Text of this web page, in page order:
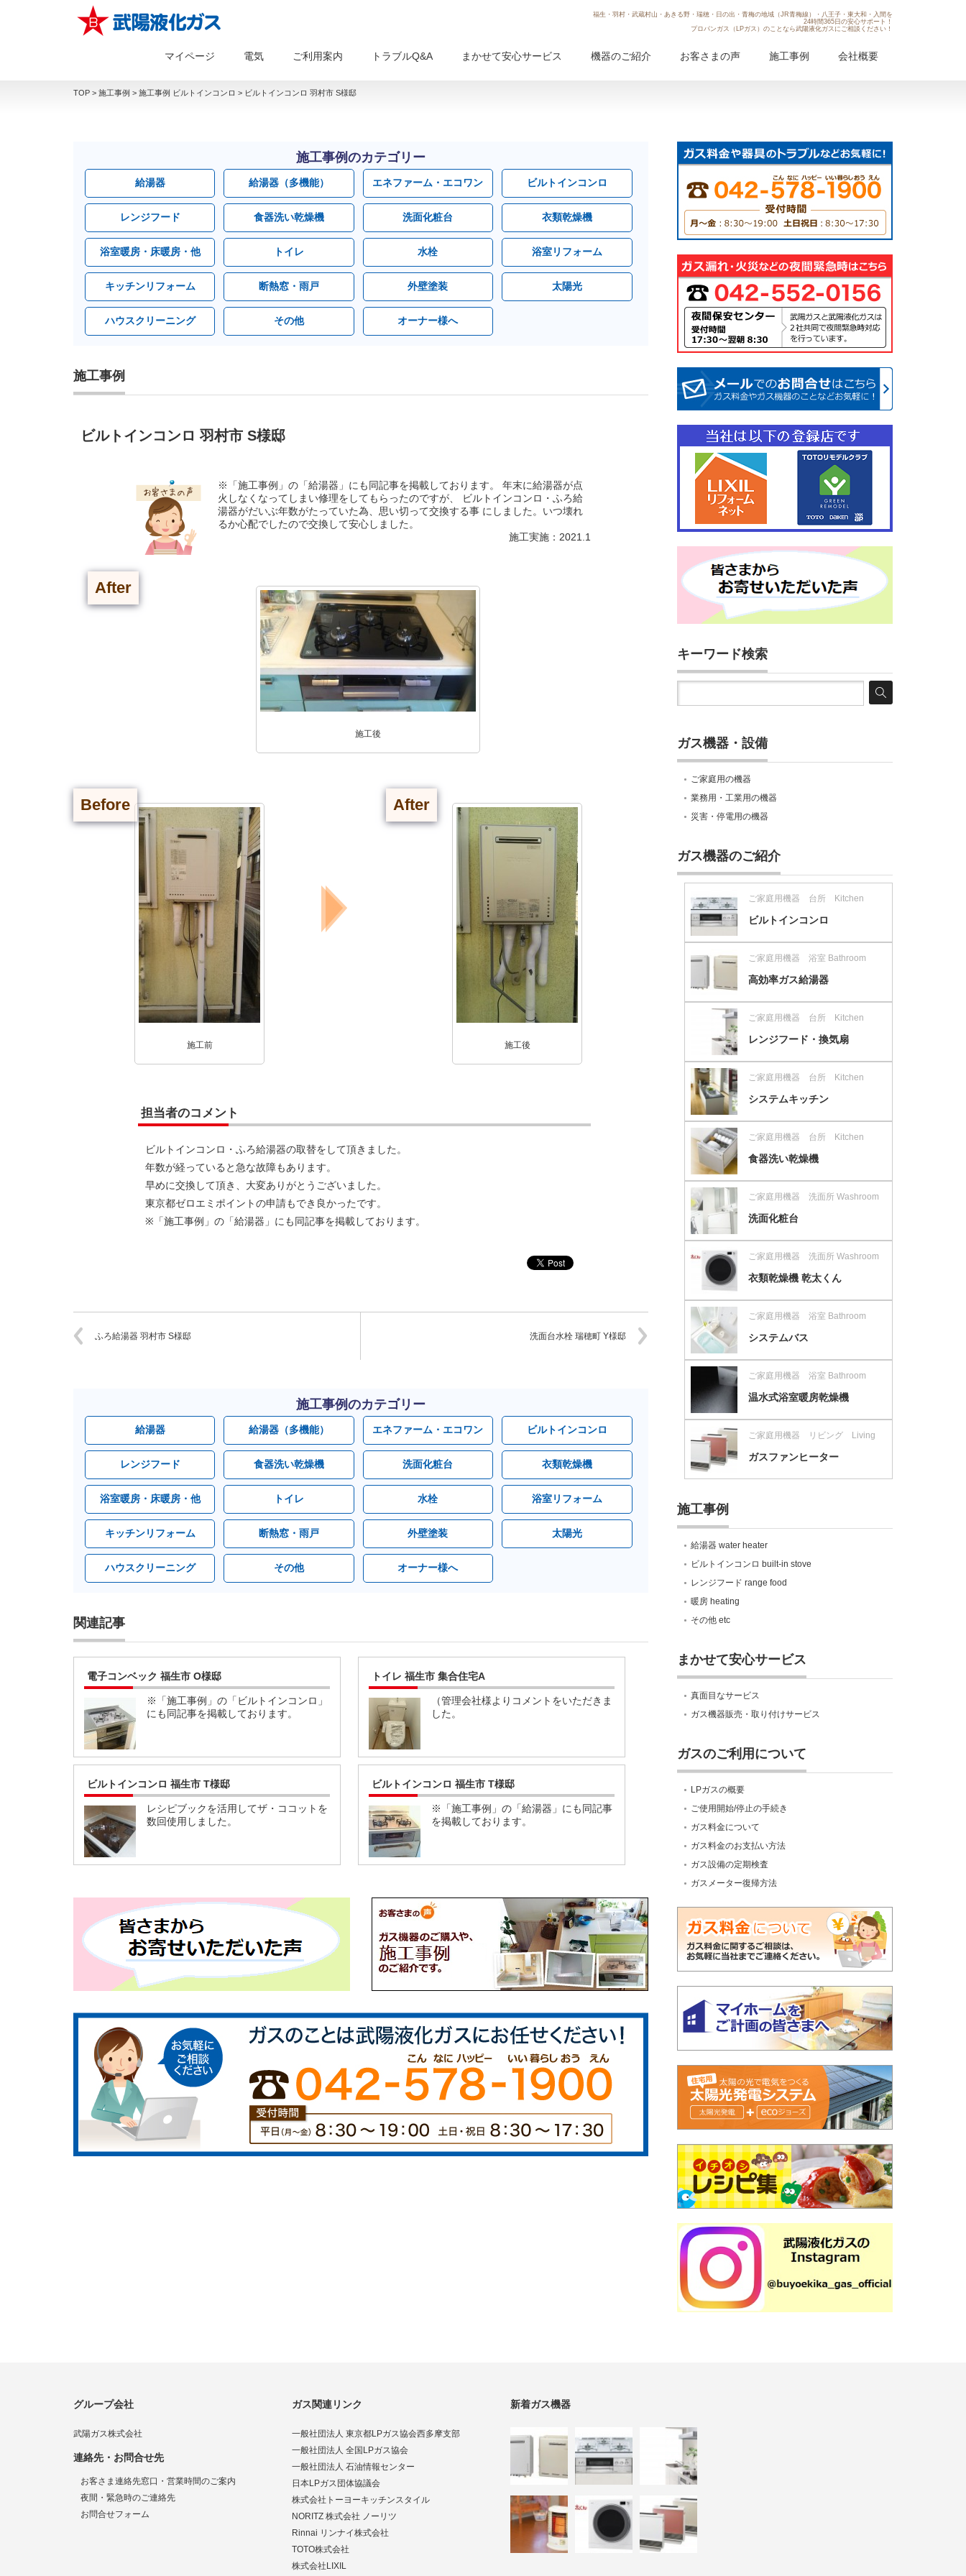
福生・羽村・武蔵村山・あきる野・瑞穂・日の出・青梅の地域（JR青梅線）・八王子・東大和・入間を
24時間365日の安心サポート！
プロパンガス（LPガス）のことなら武陽液化ガスにご相談ください！
マイページ 電気 ご利用案内 トラブルQ&A まかせて安心サービス 機器のご紹介 お客さまの声 施工事例 会社概要
TOP > 施工事例 > 施工事例 ビルトインコンロ > ビルトインコンロ 羽村市 S様邸
施工事例のカテゴリー
給湯器 給湯器（多機能） エネファーム・エコワン ビルトインコンロ
レンジフード 食器洗い乾燥機 洗面化粧台 衣類乾燥機
浴室暖房・床暖房・他 トイレ 水栓 浴室リフォーム
キッチンリフォーム 断熱窓・雨戸 外壁塗装 太陽光
ハウスクリーニング その他 オーナー様へ
施工事例
ビルトインコンロ 羽村市 S様邸
※「施工事例」の「給湯器」にも同記事を掲載しております。 年末に給湯器が点
火しなくなってしまい修理をしてもらったのですが、 ビルトインコンロ・ふろ給
湯器がだいぶ年数がたっていた為、思い切って交換する事 にしました。いつ壊れ
るか心配でしたので交換して安心しました。
施工実施：2021.1
After
施工後
Before
施工前
After
施工後
担当者のコメント
ビルトインコンロ・ふろ給湯器の取替をして頂きました。
年数が経っていると急な故障もあります。
早めに交換して頂き、大変ありがとうございました。
東京都ゼロエミポイントの申請もでき良かったです。
※「施工事例」の「給湯器」にも同記事を掲載しております。
ふろ給湯器 羽村市 S様邸 洗面台水栓 瑞穂町 Y様邸
施工事例のカテゴリー
給湯器 給湯器（多機能） エネファーム・エコワン ビルトインコンロ
レンジフード 食器洗い乾燥機 洗面化粧台 衣類乾燥機
浴室暖房・床暖房・他 トイレ 水栓 浴室リフォーム
キッチンリフォーム 断熱窓・雨戸 外壁塗装 太陽光
ハウスクリーニング その他 オーナー様へ
関連記事
電子コンベック 福生市 O様邸
※「施工事例」の「ビルトインコンロ」
にも同記事を掲載しております。
トイレ 福生市 集合住宅A
（管理会社様よりコメントをいただきま
した。
ビルトインコンロ 福生市 T様邸
レシピブックを活用してザ・ココットを
数回使用しました。
ビルトインコンロ 福生市 T様邸
※「施工事例」の「給湯器」にも同記事
を掲載しております。
キーワード検索
ガス機器・設備
ご家庭用の機器
業務用・工業用の機器
災害・停電用の機器
ガス機器のご紹介
ご家庭用機器 台所 Kitchen
ビルトインコンロ
ご家庭用機器 浴室 Bathroom
高効率ガス給湯器
ご家庭用機器 台所 Kitchen
レンジフード・換気扇
ご家庭用機器 台所 Kitchen
システムキッチン
ご家庭用機器 台所 Kitchen
食器洗い乾燥機
ご家庭用機器 洗面所 Washroom
洗面化粧台
ご家庭用機器 洗面所 Washroom
衣類乾燥機 乾太くん
ご家庭用機器 浴室 Bathroom
システムバス
ご家庭用機器 浴室 Bathroom
温水式浴室暖房乾燥機
ご家庭用機器 リビング Living
ガスファンヒーター
施工事例
給湯器 water heater
ビルトインコンロ built-in stove
レンジフード range food
暖房 heating
その他 etc
まかせて安心サービス
真面目なサービス
ガス機器販売・取り付けサービス
ガスのご利用について
LPガスの概要
ご使用開始/停止の手続き
ガス料金について
ガス料金のお支払い方法
ガス設備の定期検査
ガスメーター復帰方法
グループ会社
武陽ガス株式会社
連絡先・お問合せ先
お客さま連絡先窓口・営業時間のご案内
夜間・緊急時のご連絡先
お問合せフォーム
ガス関連リンク
一般社団法人 東京都LPガス協会西多摩支部
一般社団法人 全国LPガス協会
一般社団法人 石油情報センター
日本LPガス団体協議会
株式会社トーヨーキッチンスタイル
NORITZ 株式会社 ノーリツ
Rinnai リンナイ株式会社
TOTO株式会社
株式会社LIXIL
新着ガス機器